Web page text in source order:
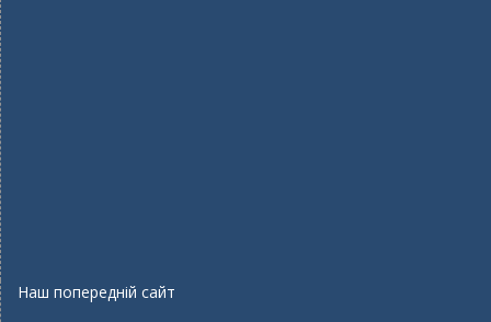
Наш попередній сайт